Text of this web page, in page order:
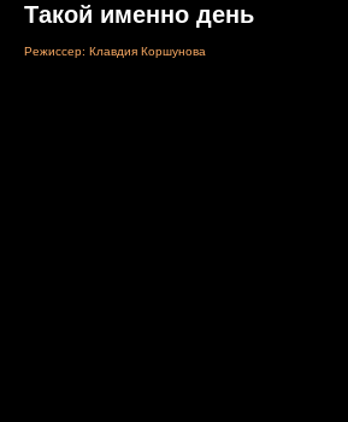
Такой именно день
Режиссер: Клавдия Коршунова